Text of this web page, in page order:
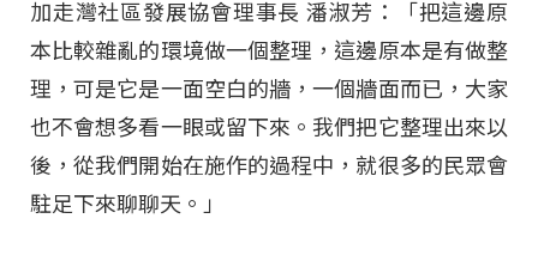
加走灣社區發展協會理事長 潘淑芳：「把這邊原
本比較雜亂的環境做一個整理，這邊原本是有做整
理，可是它是一面空白的牆，一個牆面而已，大家
也不會想多看一眼或留下來。我們把它整理出來以
後，從我們開始在施作的過程中，就很多的民眾會
駐足下來聊聊天。」